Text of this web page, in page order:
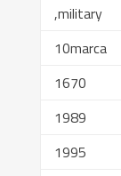
,military
10marca
1670
1989
1995